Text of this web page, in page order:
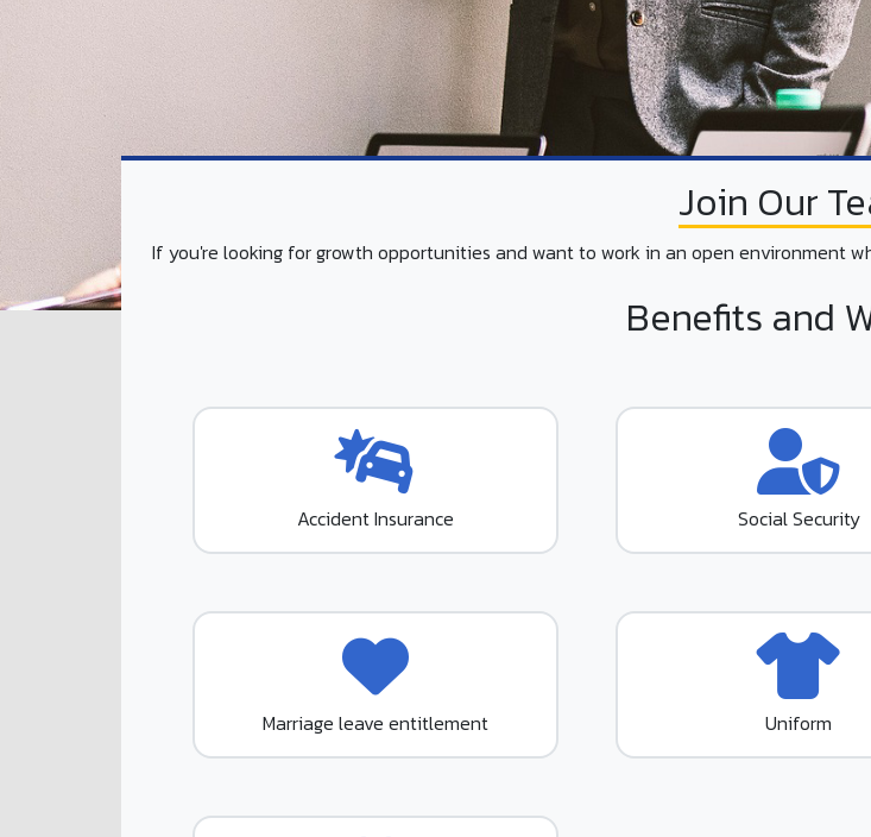
Join Our
If you're looking for growth opportunities and want to work in an open environment
Benefits and
Accident Insurance Social Security
Marriage leave entitlement Uniform